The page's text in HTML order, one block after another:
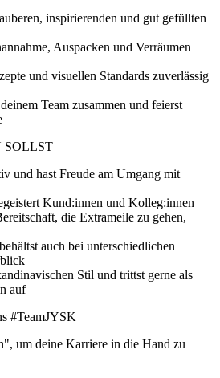
inspirierenden und gut gefüllten
Auspacken und Verräumen
und visuellen Standards zuverlässig
Team zusammen und feierst
SOLLST
und hast Freude am Umgang mit
Kund:innen und Kolleg:innen
die Extrameile zu gehen,
auch bei unterschiedlichen
Stil und trittst gerne als
auf
#TeamJYSK
um deine Karriere in die Hand zu